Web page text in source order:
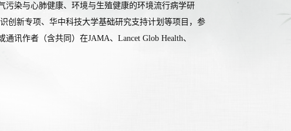
染与心肺健康、环境与生殖健康的环境流行病学研
创新专项、华中科技大学基础研究支持计划等项目，参
讯作者（含共同）在JAMA、Lancet Glob Health、